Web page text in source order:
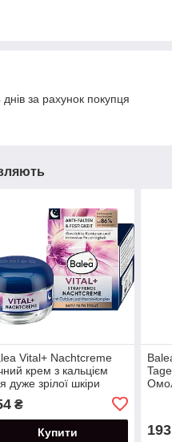
за рахунок покупця
Vital+ Nachtcreme
крем з кальцієм
дуже зрілої шкіри
₴
Купити 193